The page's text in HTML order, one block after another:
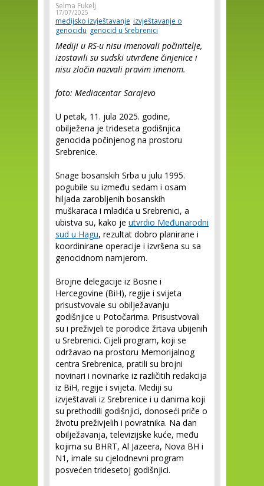
Selma Fukelj
17/07/2025
medijsko izvještavanje izvještavanje o
genocidu genocid u Srebrenici
Mediji u RS-u nisu imenovali počinitelje,
izostavili su sudski utvrđene činjenice i
nisu zločin nazvali pravim imenom.
foto: Mediacentar Sarajevo
U petak, 11. jula 2025. godine,
obilježena je trideseta godišnjica
genocida počinjenog na prostoru
Srebrenice.
Snage bosanskih Srba u julu 1995.
pogubile su između sedam i osam
hiljada zarobljenih bosanskih
muškaraca i mladića u Srebrenici, a
ubistva su, kako je utvrdio Međunarodni
sud u Hagu, rezultat dobro planirane i
koordinirane operacije i izvršena su sa
genocidnom namjerom.
Brojne delegacije iz Bosne i
Hercegovine (BiH), regije i svijeta
prisustvovale su obilježavanju
godišnjice u Potočarima. Prisustvovali
su i preživjeli te porodice žrtava ubijenih
u Srebrenici. Cijeli program, koji se
održavao na prostoru Memorijalnog
centra Srebrenica, pratili su brojni
novinari i novinarke iz različitih redakcija
iz BiH, regije i svijeta. Mediji su
izvještavali iz Srebrenice i u danima koji
su prethodili godišnjici, donoseći priče o
životu preživjelih i povratnika. Na dan
obilježavanja, televizijske kuće, među
kojima su BHRT, Al Jazeera, Nova BH i
N1, imale su cjelodnevni program
posvećen tridesetoj godišnjici.